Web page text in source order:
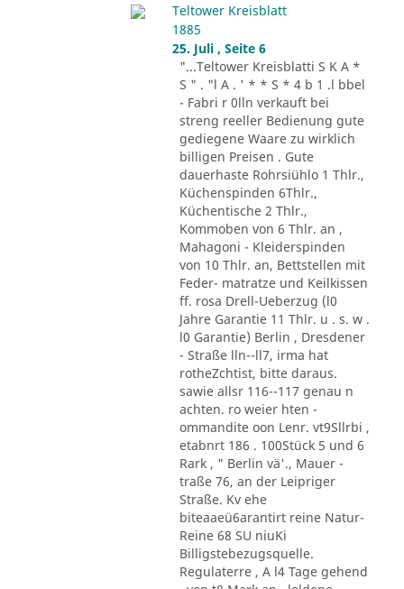
Teltower Kreisblatt
1885
25. Juli , Seite 6
"...Teltower Kreisblatti S K A *
S " . "l A . ' * * S * 4 b 1 .l bbel
- Fabri r 0lln verkauft bei
streng reeller Bedienung gute
gediegene Waare zu wirklich
billigen Preisen . Gute
dauerhaste Rohrsiühlo 1 Thlr.,
Küchenspinden 6Thlr.,
Küchentische 2 Thlr.,
Kommoben von 6 Thlr. an ,
Mahagoni - Kleiderspinden
von 10 Thlr. an, Bettstellen mit
Feder- matratze und Keilkissen
ff. rosa Drell-Ueberzug (l0
Jahre Garantie 11 Thlr. u . s. w .
l0 Garantie) Berlin , Dresdener
- Straße lln--ll7, irma hat
rotheZchtist, bitte daraus.
sawie allsr 116--117 genau n
achten. ro weier hten -
ommandite oon Lenr. vt9Sllrbi ,
etabnrt 186 . 100Stück 5 und 6
Rark , " Berlin vä'., Mauer -
traße 76, an der Leipriger
Straße. Kv ehe
biteaaeü6arantirt reine Natur-
Reine 68 SU niuKi
Billigstebezugsquelle.
Regulaterre , A l4 Tage gehend